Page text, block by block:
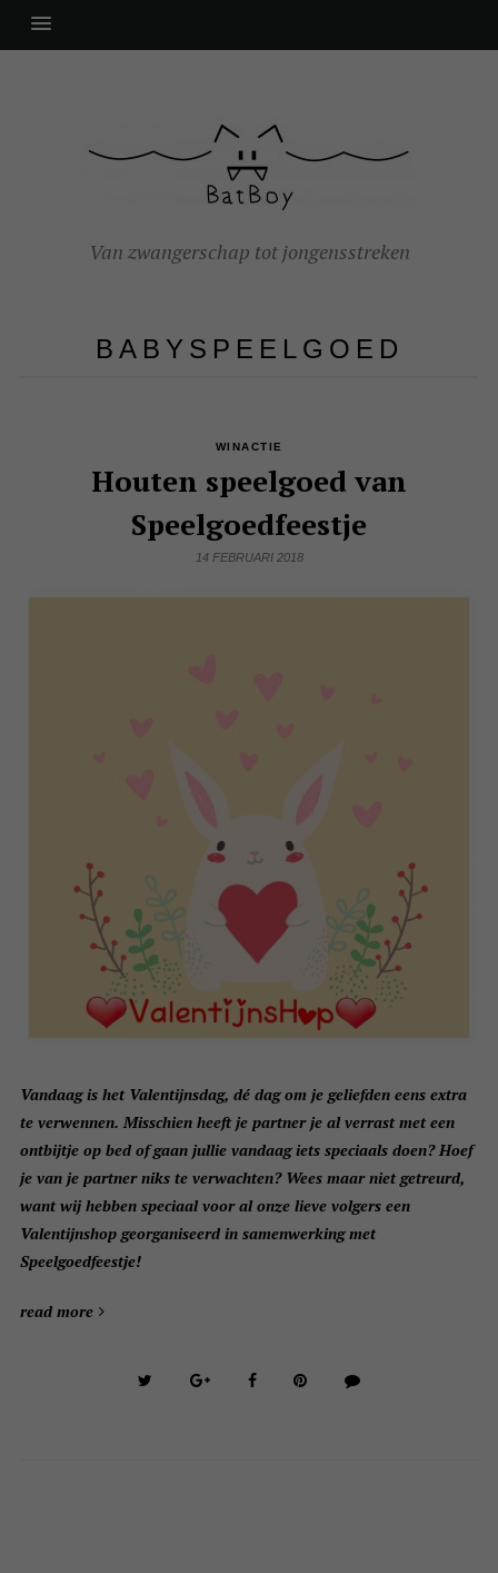
Van zwangerschap tot jongensstreken
BABYSPEELGOED
WINACTIE
Houten speelgoed van
Speelgoedfeestje
14 FEBRUARI 2018
Vandaag is het Valentijnsdag, dé dag om je geliefden eens extra
te verwennen. Misschien heeft je partner je al verrast met een
ontbijtje op bed of gaan jullie vandaag iets speciaals doen? Hoef
je van je partner niks te verwachten? Wees maar niet getreurd,
want wij hebben speciaal voor al onze lieve volgers een
Valentijnshop georganiseerd in samenwerking met
Speelgoedfeestje!
read more